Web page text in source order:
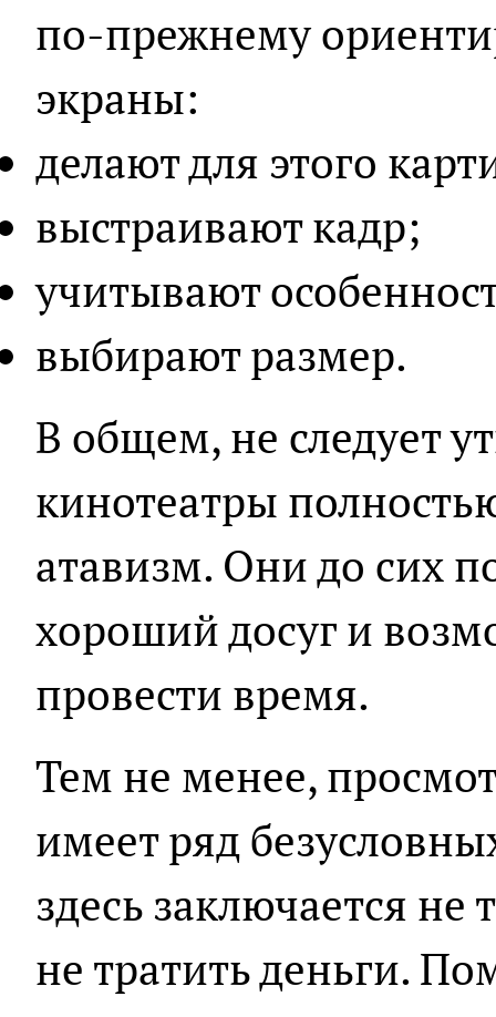
по-прежнему
экраны:
делают для этого
выстраивают кадр;
учитывают
выбирают размер.
В общем, не следует
кинотеатры
атавизм. Они до сих
хороший досуг и
провести время.
Тем не менее,
имеет ряд
здесь заключается
не тратить деньги.